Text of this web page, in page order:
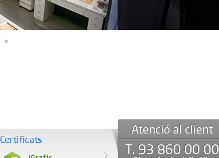
Atenció al client
T. 93 860 00 00
Certificats